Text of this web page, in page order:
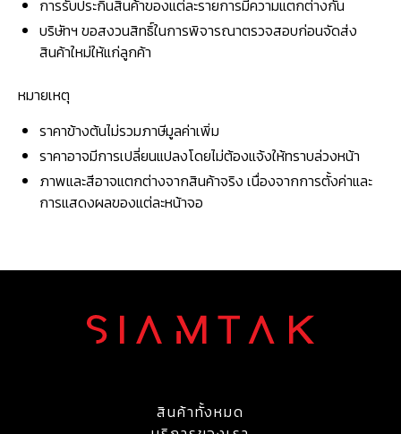
การรับประกินสินค้าของแต่ละรายการมีความแตกต่างกัน
บริษัทฯ ขอสงวนสิทธิ์ในการพิจารณาตรวจสอบก่อนจัดส่ง
สินค้าใหม่ให้แก่ลูกค้า
หมายเหตุ
ราคาข้างต้นไม่รวมภาษีมูลค่าเพิ่ม
ราคาอาจมีการเปลี่ยนแปลงโดยไม่ต้องแจ้งให้ทราบล่วงหน้า
ภาพและสีอาจแตกต่างจากสินค้าจริง เนื่องจากการตั้งค่าและ
การแสดงผลของแต่ละหน้าจอ
สินค้าทั้งหมด